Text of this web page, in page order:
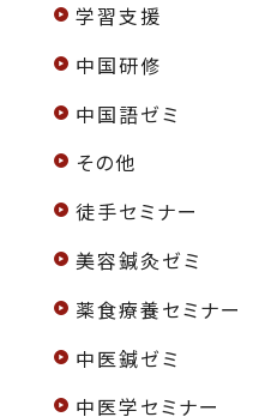
学習支援
中国研修
中国語ゼミ
その他
徒手セミナー
美容鍼灸ゼミ
薬食療養セミナー
中医鍼ゼミ
中医学セミナー